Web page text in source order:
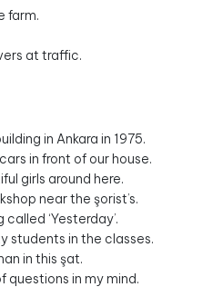
farm.
at traffic.
in Ankara in 1975.
in front of our house.
girls around here.
near the şorist’s.
‘Yesterday’.
students in the classes.
in this şat.
questions in my mind.